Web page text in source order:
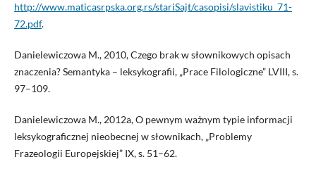
http://www.maticasrpska.org.rs/stariSajt/casopisi/slavistiku_71-
72.pdf.
Danielewiczowa M., 2010, Czego brak w słownikowych opisach
znaczenia? Semantyka – leksykografii, „Prace Filologiczne” LVIII, s.
97–109.
Danielewiczowa M., 2012a, O pewnym ważnym typie informacji
leksykograficznej nieobecnej w słownikach, „Problemy
Frazeologii Europejskiej” IX, s. 51–62.